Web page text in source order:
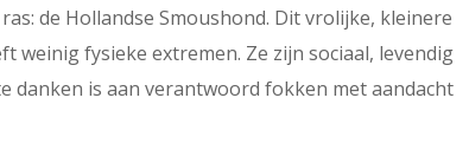
de Hollandse Smoushond. Dit vrolijke, kleinere
weinig fysieke extremen. Ze zijn sociaal, levendig
danken is aan verantwoord fokken met aandacht